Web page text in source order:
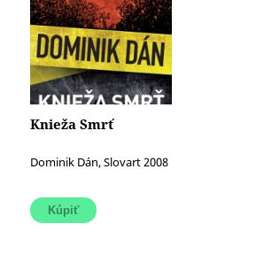
Knieža Smrť
Dominik Dán, Slovart 2008